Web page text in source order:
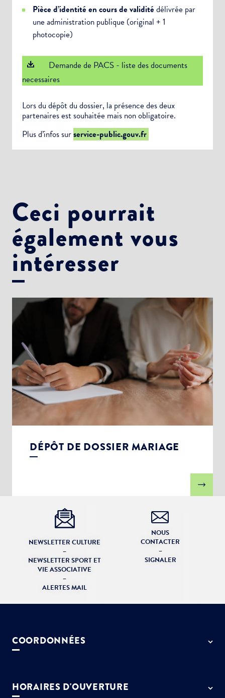
Pièce d’identité en cours de validitédélivrée par
une administration publique (original + 1
photocopie)
Demande de PACS - liste des documents
necessaires
Lors du dépôt du dossier, la présence des deux
partenaires est souhaitée mais non obligatoire.
Plus d’infos surservice-public.gouv.fr
Ceci pourrait
également vous
intéresser
DÉPÔT DE DOSSIER MARIAGE
NEWSLETTER CULTURE
–
NEWSLETTER SPORT ET
VIE ASSOCIATIVE
–
ALERTES MAIL
NOUS
CONTACTER
–
SIGNALER
COORDONNÉES
01 64 13 55 55
HORAIRES D'OUVERTURE